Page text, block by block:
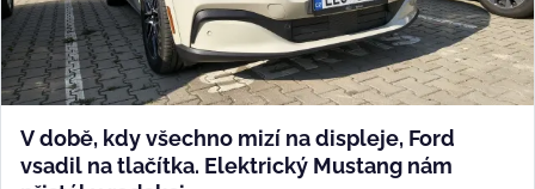
V době, kdy všechno mizí na displeje, Ford
vsadil na tlačítka. Elektrický Mustang nám